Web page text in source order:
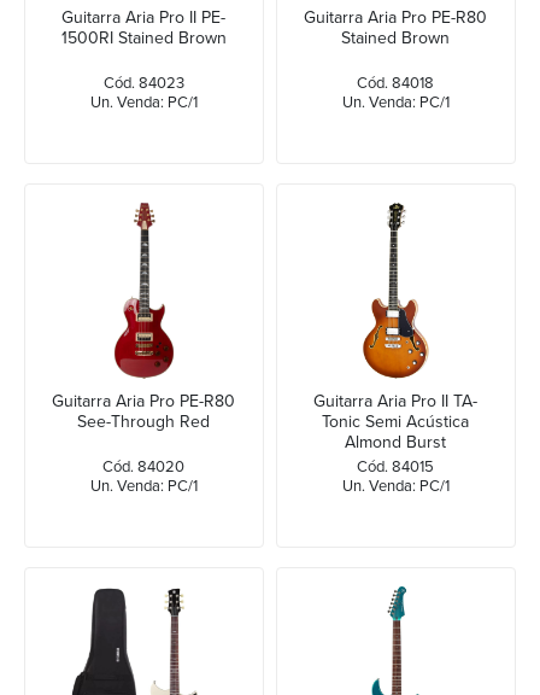
Guitarra Aria Pro II PE-
1500RI Stained Brown
Cód. 84023
Un. Venda: PC/1
Guitarra Aria Pro PE-R80
Stained Brown
Cód. 84018
Un. Venda: PC/1
Guitarra Aria Pro PE-R80
See-Through Red
Cód. 84020
Un. Venda: PC/1
Guitarra Aria Pro II TA-
Tonic Semi Acústica
Almond Burst
Cód. 84015
Un. Venda: PC/1